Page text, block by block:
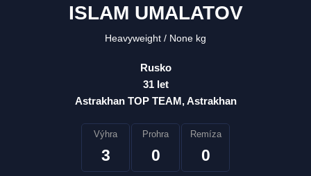
ISLAM UMALATOV
Heavyweight None kg
Rusko
31 let
Astrakhan TOP TEAM, Astrakhan
Výhra
3
Prohra
0
Remíza
0